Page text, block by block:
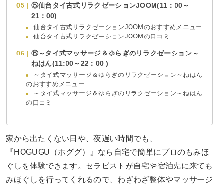
⑤仙台タイ古式リラクゼーションJOOM(11：00～
21：00)
仙台タイ古式リラクゼーションJOOMのおすすめメニュー
仙台タイ古式リラクゼーションJOOMの口コミ
⑥～タイ式マッサージ＆ゆらぎのリラクゼーション～
ねはん(11:00～22：00 )
～タイ式マッサージ＆ゆらぎのリラクゼーション～ねはん
のおすすめメニュー
～タイ式マッサージ＆ゆらぎのリラクゼーション～ねはん
の口コミ
家から出たくない日や、夜遅い時間でも、
『HOGUGU（ホググ）』なら自宅で簡単にプロのもみほ
ぐしを体験できます。セラピストが自宅や宿泊先に来ても
みほぐしを行ってくれるので、わざわざ整体やマッサージ